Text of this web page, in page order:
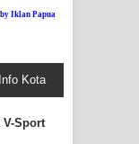
Iklan Papua
Info Kota
Sport